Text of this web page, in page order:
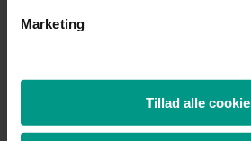
Marketing
Tillad alle
modstand. Det er ikke omtalt i
problem skal løses, mest nærliggende
kompensation for